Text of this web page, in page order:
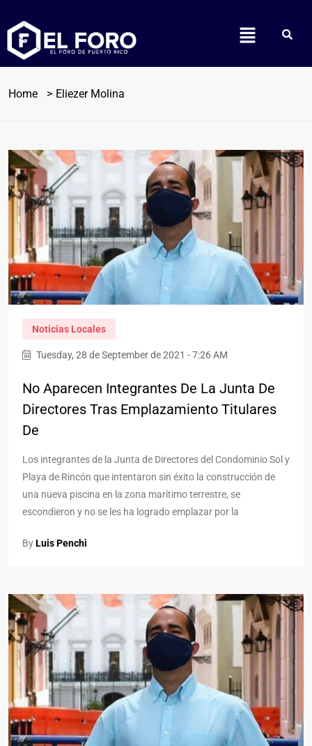
Home Eliezer Molina
Noticias Locales
Tuesday, 28 de September de 2021 - 7:26 AM
No Aparecen Integrantes De La Junta De
Directores Tras Emplazamiento Titulares
De
Los integrantes de la Junta de Directores del Condominio Sol y
Playa de Rincón que intentaron sin éxito la construcción de
una nueva piscina en la zona marítimo terrestre, se
escondieron y no se les ha logrado emplazar por la
ByLuis Penchi